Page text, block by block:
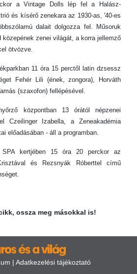
a Vintage Dolls lép fel a Halász-
és kísérő zenekara az 1930-as, '40-es
dalait dolgozza fel. Műsoruk
zenei világát, a korra jellemző
ötvözve.
11 óra 15 perctől latin dzsessz
Fehér Lili (ének, zongora), Horváth
(szaxofon) fellépésével.
központban 13 órától népzenei
Czeilinger Izabella, a Zeneakadémia
előadásában - áll a programban.
kertjében 15 óra 20 perckor az
és Rezsnyák Róberttel című
ossza meg másokkal is!
| Adatkezelési tájékoztató